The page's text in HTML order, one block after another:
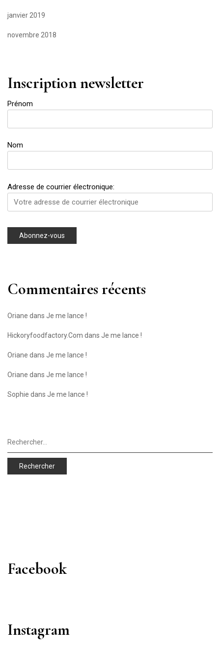
janvier 2019
novembre 2018
Inscription newsletter
Prénom
Nom
Adresse de courrier électronique:
Commentaires récents
Oriane dans Je me lance !
Hickoryfoodfactory.Com dans Je me lance !
Oriane dans Je me lance !
Oriane dans Je me lance !
Sophie dans Je me lance !
Rechercher :
Facebook
Instagram